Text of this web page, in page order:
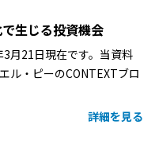
生じる投資機会
月21日現在です。当資料
ル・ピーのCONTEXTブロ
詳細を見る